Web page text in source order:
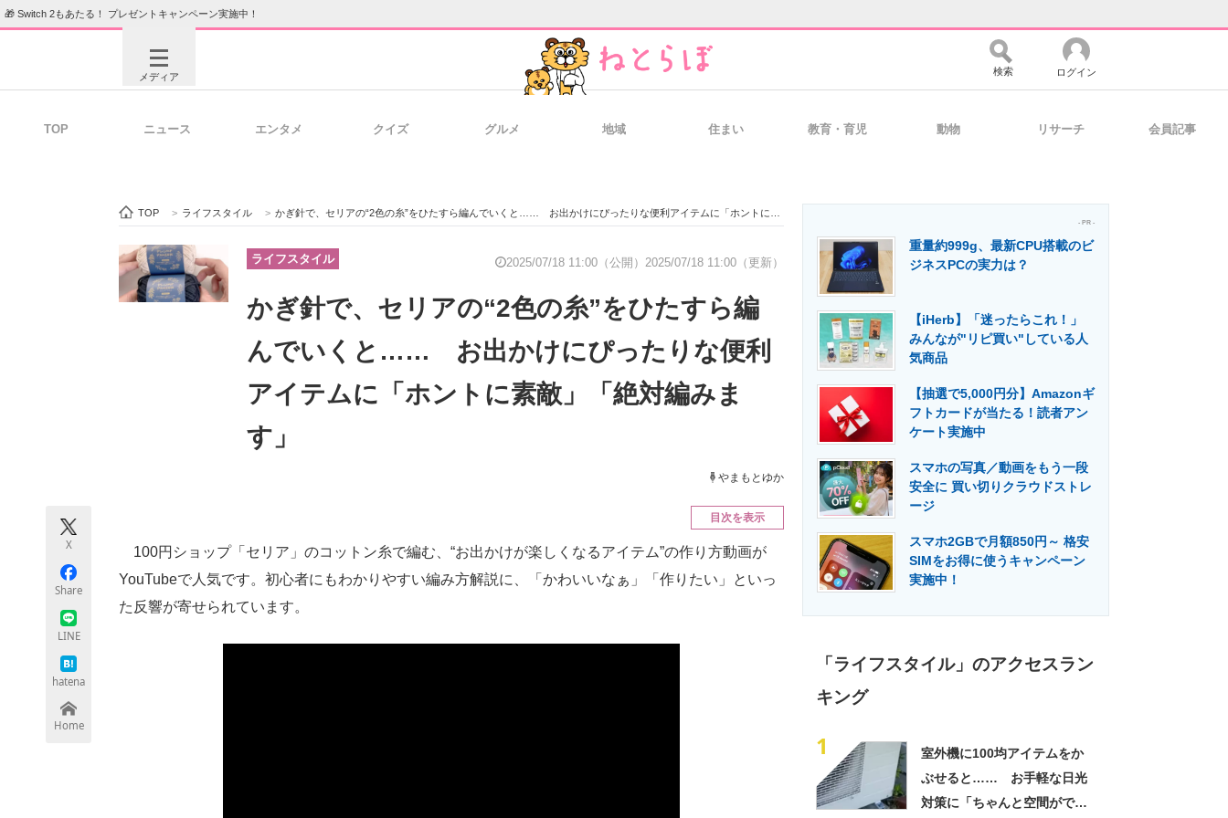
🎁 Switch 2もあたる！ プレゼントキャンペーン実施中！
メディア
ビジネスと働き方のヒント 経営リーダーのコミュニティ マーケ×ITの今がよく分かる
製造業のIT導入・活用を支援
エネルギーの専門メディア 建設×テクノロジーの最前線
検索 ログイン
TOP ニュース エンタメ クイズ グルメ 地域 住まい 教育・育児 動物 リサーチ 会員記事
TOP > ライフスタイル > かぎ針で、セリアの“2色の糸”をひたすら編んでいくと…… お出かけにぴったりな便利アイテムに「ホントに素敵」「絶対編みます」
ライフスタイル 2025/07/18 11:00（公開） 2025/07/18 11:00（更新）
かぎ針で、セリアの“2色の糸”をひたすら編
んでいくと…… お出かけにぴったりな便利
アイテムに「ホントに素敵」「絶対編みま
す」
やまもとゆか
X
Share
LINE
hatena
Home
目次を表示
100円ショップ「セリア」のコットン糸で編む、“お出かけが楽しくなるアイテム”の作り方動画が
YouTubeで人気です。初心者にもわかりやすい編み方解説に、「かわいいなぁ」「作りたい」といっ
た反響が寄せられています。
- PR -
重量約999g、最新CPU搭載のビ
ジネスPCの実力は？
【iHerb】「迷ったらこれ！」
みんなが"リピ買い"している人
気商品
【抽選で5,000円分】Amazonギ
フトカードが当たる！読者アン
ケート実施中
スマホの写真／動画をもう一段
安全に 買い切りクラウドストレ
ージ
スマホ2GBで月額850円～ 格安
SIMをお得に使うキャンペーン
実施中！
「ライフスタイル」のアクセスラン
キング
1
室外機に100均アイテムをか
ぶせると…… お手軽な日光
対策に「ちゃんと空間ができ